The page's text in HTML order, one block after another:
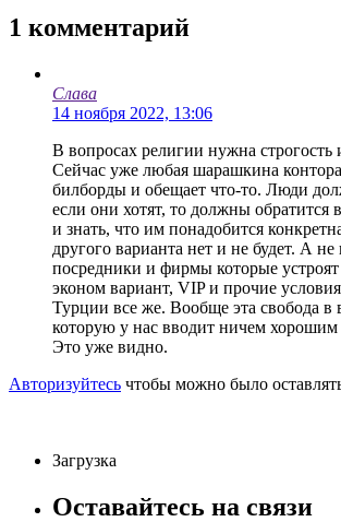
1 комментарий
Слава
14 ноября 2022, 13:06
В вопросах религии нужна строгость
Сейчас уже любая шарашкина
билборды и обещает что-то. Люди
если они хотят, то должны обратится
и знать, что им понадобится
другого варианта нет и не будет. А не
посредники и фирмы которые
эконом вариант, VIP и прочие
Турции все же. Вообще эта свобода в
которую у нас вводит ничем хорошим
Это уже видно.
Авторизуйтесь чтобы можно было
Загрузка
Оставайтесь на связи